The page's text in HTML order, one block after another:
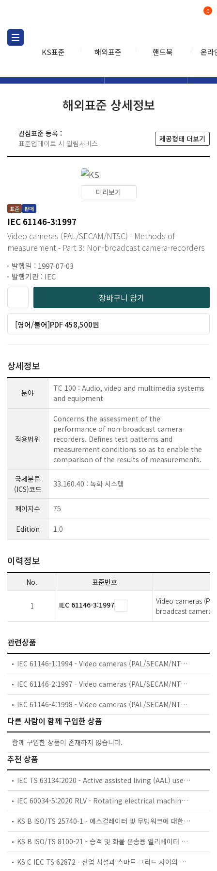
KS표준 해외표준 핸드북 온라
0
해외표준 상세정보
관심표준 등록 :
표준업데이트 시 알림서비스
제공형태 더보기
미리보기
표준 판매
IEC 61146-3:1997
Video cameras (PAL/SECAM/NTSC) - Methods of
measurement - Part 3: Non-broadcast camera-recorders
발행일 : 1997-07-03
발행기관 : IEC
장바구니 담기
[영어/불어]PDF 458,500원
상세정보
분야
TC 100 : Audio, video and multimedia systems
and equipment
적용범위
Concerns the assessment of the
performance of non-broadcast camera-
recorders. Defines test patterns and
measurement conditions so as to enable the
comparison of the results of measurements.
국제분류
(ICS)코드
33.160.40 : 녹화 시스템
페이지수 75
Edition 1.0
이력정보
No. 표준번호
1 IEC 61146-3:1997
Video cameras
broadcast camera-
관련상품
IEC 61146-1:1994 - Video cameras (PAL/SECAM/NTSC) - Methods of measurement - Part 1:Non-broadcast single-sensor cameras
IEC 61146-2:1997 - Video cameras (PAL/SECAM/NTSC) - Methods of measurement - Part 2: Two- and three-sensor professional cameras
IEC 61146-4:1998 - Video cameras (PAL/SECAM/NTSC) - Methods of measurement - Part 4: Automatic functions of video cameras and camera-recorders
다른 사람이 함께 구입한 상품
함께 구입한 상품이 존재하지 않습니다.
추천 상품
IEC TS 63134:2020 - Active assisted living (AAL) use cases
IEC 60034-5:2020 RLV - Rotating electrical machines - Part 5: Degrees of protection provided by the integral design of rotating electrical machines (IP code) - Classification
KS B ISO/TS 25740-1 - 에스컬레이터 및 무빙워크에 대한 안전요건 — 제1부: 세계공통 필수 안전요건(GESRs)
KS B ISO/TS 8100-21 - 승객 및 화물 운송용 엘리베이터 —제21부: 세계공통 필수안전요건(GESRs)을 충족하는 세계공통 안전 파라미터(GSPs)
KS C IEC TS 62872 - 산업 시설과 스마트 그리드 사이의 산업 공정 측정, 제어 및 자동화 시스템 인터페이스